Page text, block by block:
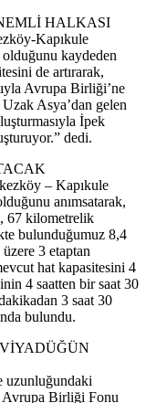
HALKASI
Kapıkule
kaydeden
de artırarak,
Avrupa Birliği’ne
Uzak Asya’dan gelen
İpek
dedi.
– Kapıkule
anımsatarak,
67 kilometrelik
bulunduğumuz 8,4
3 etaptan
hat kapasitesini 4
4 saatten bir saat 30
3 saat 30
bulundu.
uzunluğundaki
Avrupa Birliği Fonu